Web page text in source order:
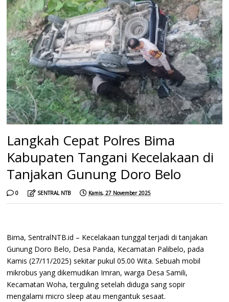
Langkah Cepat Polres Bima
Kabupaten Tangani Kecelakaan di
Tanjakan Gunung Doro Belo
0 SENTRAL NTB Kamis, 27 November 2025
Bima, SentralNTB.id – Kecelakaan tunggal terjadi di tanjakan
Gunung Doro Belo, Desa Panda, Kecamatan Palibelo, pada
Kamis (27/11/2025) sekitar pukul 05.00 Wita. Sebuah mobil
mikrobus yang dikemudikan Imran, warga Desa Samili,
Kecamatan Woha, terguling setelah diduga sang sopir
mengalami micro sleep atau mengantuk sesaat.